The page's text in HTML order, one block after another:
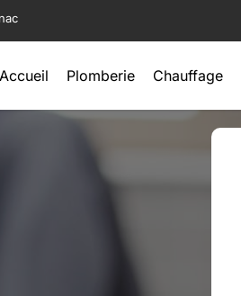
Accueil Plomberie Chauffage